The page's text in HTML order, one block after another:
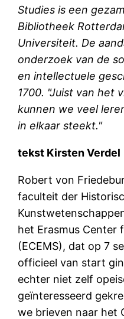
Studies is een
Bibliotheek
Universiteit. De
onderzoek van de
en intellectuele
1700. "Juist van het
kunnen we veel
in elkaar steekt."
tekst Kirsten Verdel
Robert von
faculteit der
het Erasmus Center
(ECEMS), dat op 7
officieel van start
echter niet zelf
geïnteresseerd
we brieven naar het